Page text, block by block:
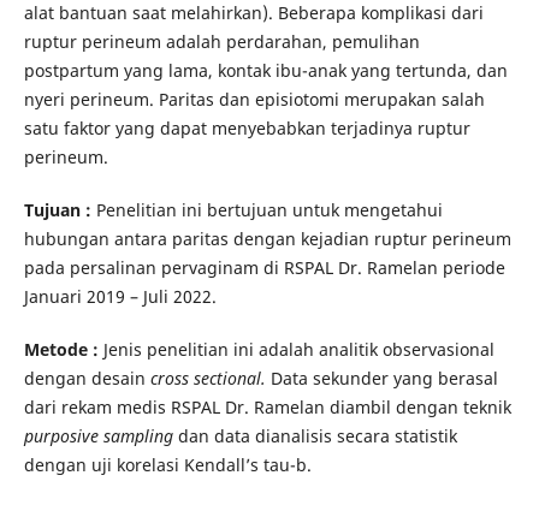
alat bantuan saat melahirkan). Beberapa komplikasi dari
ruptur perineum adalah perdarahan, pemulihan
postpartum yang lama, kontak ibu-anak yang tertunda, dan
nyeri perineum. Paritas dan episiotomi merupakan salah
satu faktor yang dapat menyebabkan terjadinya ruptur
perineum.
Tujuan : Penelitian ini bertujuan untuk mengetahui
hubungan antara paritas dengan kejadian ruptur perineum
pada persalinan pervaginam di RSPAL Dr. Ramelan periode
Januari 2019 – Juli 2022.
Metode : Jenis penelitian ini adalah analitik observasional
dengan desain cross sectional. Data sekunder yang berasal
dari rekam medis RSPAL Dr. Ramelan diambil dengan teknik
purposive sampling dan data dianalisis secara statistik
dengan uji korelasi Kendall’s tau-b.